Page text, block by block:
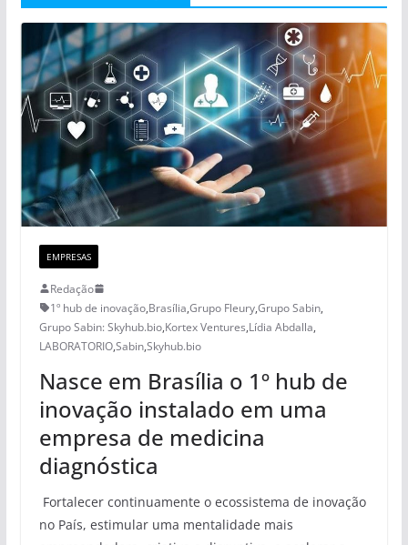
EMPRESAS
Redação
1º hub de inovação,Brasília,Grupo Fleury,Grupo Sabin,
Grupo Sabin: Skyhub.bio,Kortex Ventures,Lídia Abdalla,
LABORATORIO,Sabin,Skyhub.bio
Nasce em Brasília o 1º hub de
inovação instalado em uma
empresa de medicina
diagnóstica
Fortalecer continuamente o ecossistema de inovação
no País, estimular uma mentalidade mais